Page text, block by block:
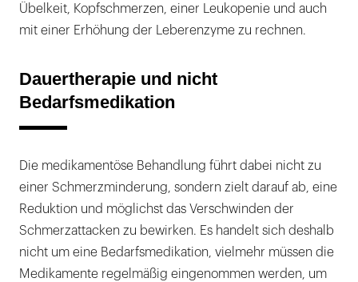
Übelkeit, Kopfschmerzen, einer Leukopenie und auch
mit einer Erhöhung der Leberenzyme zu rechnen.
Dauertherapie und nicht
Bedarfsmedikation
Die medikamentöse Behandlung führt dabei nicht zu
einer Schmerzminderung, sondern zielt darauf ab, eine
Reduktion und möglichst das Verschwinden der
Schmerzattacken zu bewirken. Es handelt sich deshalb
nicht um eine Bedarfsmedikation, vielmehr müssen die
Medikamente regelmäßig eingenommen werden, um